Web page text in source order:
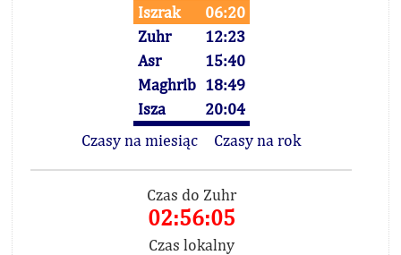
Iszrak
06:20
Zuhr
12:23
Asr
15:40
Maghrib 18:49
Isza
20:04
Czasy na miesiąc
Czasy na rok
Czas do Zuhr
02:56:05
Czas lokalny